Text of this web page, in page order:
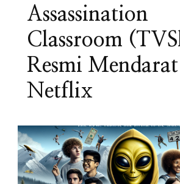
Assassination
Classroom
Resmi
Netflix